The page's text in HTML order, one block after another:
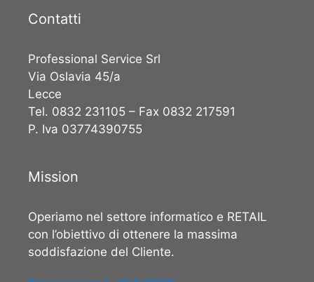
Contatti
Professional Service Srl
Via Oslavia 45/a
Lecce
Tel. 0832 231105 – Fax 0832 217591
P. Iva 03774390755
Mission
Operiamo nel settore informatico e RETAIL
con l’obiettivo di ottenere la massima
soddisfazione del Cliente.